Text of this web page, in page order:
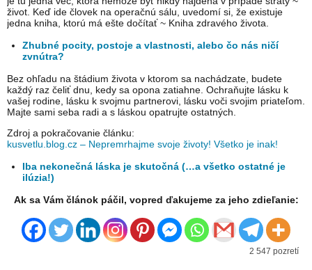
život. Keď ide človek na operačnú sálu, uvedomí si, že existuje
jedna kniha, ktorú má ešte dočítať ~ Kniha zdravého života.
Zhubné pocity, postoje a vlastnosti, alebo čo nás ničí
zvnútra?
Bez ohľadu na štádium života v ktorom sa nachádzate, budete
každý raz čeliť dnu, kedy sa opona zatiahne. Ochraňujte lásku k
vašej rodine, lásku k svojmu partnerovi, lásku voči svojim priateľom.
Majte sami seba radi a s láskou opatrujte ostatných.
Zdroj a pokračovanie článku:
kusvetlu.blog.cz – Nepremrhajme svoje životy! Všetko je inak!
Iba nekonečná láska je skutočná (…a všetko ostatné je
ilúzia!)
Ak sa Vám článok páčil, vopred ďakujeme za jeho zdieľanie:
2 547 pozretí